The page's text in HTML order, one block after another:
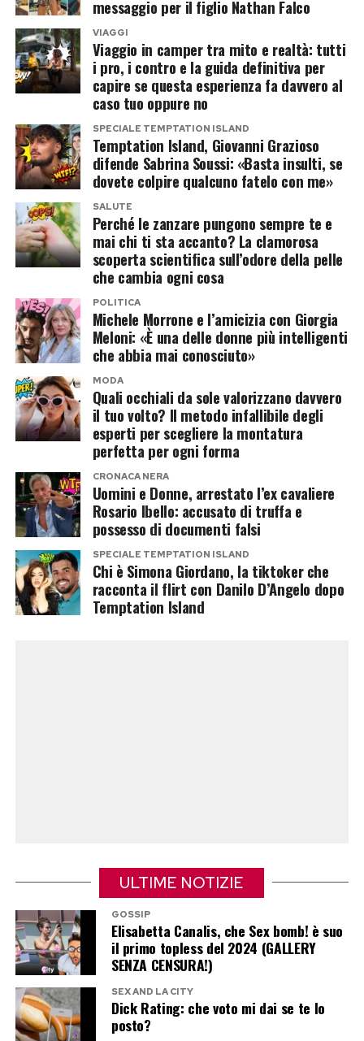
Il percorso di Giovanni e Sabrina si è concluso
davanti alle telecamere, ma lo sfogo dell’ex
fidanzato dimostra come, almeno sul piano
umano, il rispetto possa sopravvivere anche alla
fine di una relazione.
Pur non condividendo le scelte fatte da Sabrina
durante il programma, Giovanni ha scelto di
esporsi per chiedere ai follower di fermare gli
insulti, ricordando che dietro i protagonisti del
reality ci sono persone reali.
Un messaggio che, nelle ultime ore, ha raccolto
numerosi apprezzamenti anche tra chi aveva
seguito con passione la loro storia all’interno del
villaggio.
Post Views: 190
differenza d’età con il compagno.
Quell’esperienza televisiva aveva contribuito ad
aumentare la sua popolarità, ben prima che il
suo nome venisse accostato a
Island.
Il racconto della frequentazione con
Danilo D’Angelo
Secondo quanto riferito dalla stessa Simona
attraverso i propri profili social, la conoscenza
con Danilo D’Angelo sarebbe iniziata dopo la
conclusione delle registrazioni del reality.
La creator sostiene che l’ex protagonista di
Temptation Island
ormai single e libero da qualsiasi legame con
Francesca Coppola. Da lì sarebbe nata una
frequentazione durata alcune settimane.
Sempre secondo il suo racconto, il rapporto si
sarebbe poi interrotto improvvisamente dopo
una serata trascorsa insieme, spingendola a
raccontare pubblicamente la propria versione
dei fatti.
È importante sottolineare che, allo stato
qualora Canale 5 decidesse di realizzare la
puntata speciale dedicata agli aggiornamenti
delle coppie dopo il programma.
Nelle ultime settimane diversi protagonisti del
reality hanno lasciato intendere di non poter
ancora parlare liberamente delle rispettive
situazioni sentimentali, alimentando le
messaggio per il figlio Nathan Falco
VIAGGI
Viaggio in camper tra mito e realtà: tutti
i pro, i contro e la guida definitiva per
capire se questa esperienza fa davvero al
caso tuo oppure no
SPECIALE TEMPTATION ISLAND
Temptation Island, Giovanni Grazioso
difende Sabrina Soussi: «Basta insulti, se
dovete colpire qualcuno fatelo con me»
SALUTE
Perché le zanzare pungono sempre te e
mai chi ti sta accanto? La clamorosa
scoperta scientifica sull’odore della pelle
che cambia ogni cosa
POLITICA
Michele Morrone e l’amicizia con Giorgia
Meloni: «È una delle donne più intelligenti
che abbia mai conosciuto»
MODA
Quali occhiali da sole valorizzano davvero
il tuo volto? Il metodo infallibile degli
esperti per scegliere la montatura
perfetta per ogni forma
CRONACA NERA
Uomini e Donne, arrestato l’ex cavaliere
Rosario Ibello: accusato di truffa e
possesso di documenti falsi
SPECIALE TEMPTATION ISLAND
Chi è Simona Giordano, la tiktoker che
racconta il flirt con Danilo D’Angelo dopo
Temptation Island
ULTIME NOTIZIE
GOSSIP
Elisabetta Canalis, che Sex bomb! è suo
il primo topless del 2024 (GALLERY
SENZA CENSURA!)
SEX AND LA CITY
Dick Rating: che voto mi dai se te lo
posto?